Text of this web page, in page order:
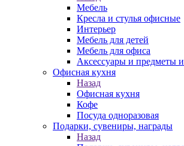
Мебель
Кресла и стулья офисные
Интерьер
Мебель для детей
Мебель для офиса
Аксессуары и предметы
Офисная кухня
Назад
Офисная кухня
Кофе
Посуда одноразовая
Подарки, сувениры, награды
Назад